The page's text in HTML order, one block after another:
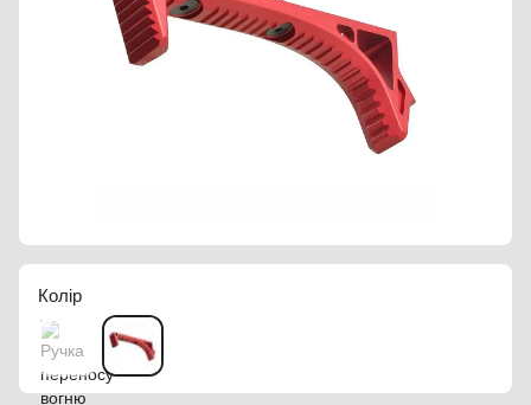
Колір